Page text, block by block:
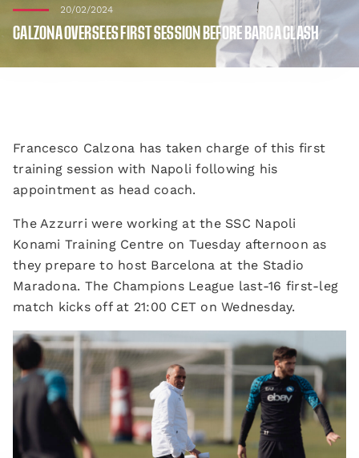
20/02/2024
CALZONA OVERSEES FIRST SESSION BEFORE BARCA CLASH
Francesco Calzona has taken charge of this first
training session with Napoli following his
appointment as head coach.
The Azzurri were working at the SSC Napoli
Konami Training Centre on Tuesday afternoon as
they prepare to host Barcelona at the Stadio
Maradona. The Champions League last-16 first-leg
match kicks off at 21:00 CET on Wednesday.